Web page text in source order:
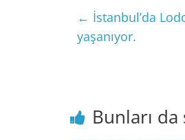
← İstanbul’da
yaşanıyor.
Bunları